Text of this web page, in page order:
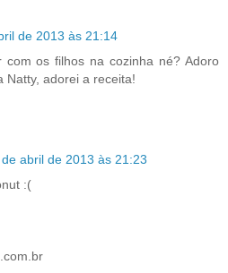
de 2013 às 21:14
os filhos na cozinha né? Adoro
Natty, adorei a receita!
abril de 2013 às 21:23
:(